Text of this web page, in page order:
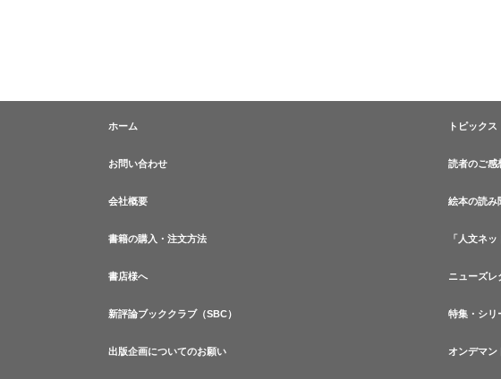
ホーム
お問い合わせ
会社概要
書籍の購入・注文方法
書店様へ
新評論ブッククラブ（SBC）
出版企画についてのお願い
トピックス
読者のご感
絵本の読み
「人文ネ
ニューズレ
特集・シリ
オンデマン